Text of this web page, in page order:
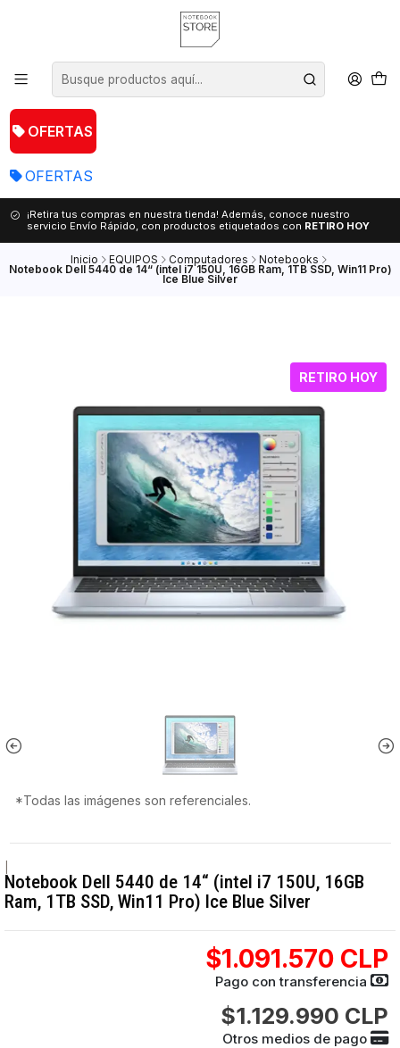
OFERTAS
OFERTAS
¡Retira tus compras en nuestra tienda! Además, conoce nuestro
servicio Envío Rápido, con productos etiquetados con RETIRO HOY
Inicio EQUIPOS Computadores Notebooks
Notebook Dell 5440 de 14“ (intel i7 150U, 16GB Ram, 1TB SSD, Win11 Pro)
Ice Blue Silver
RETIRO HOY
*Todas las imágenes son referenciales.
Notebook Dell 5440 de 14“ (intel i7 150U, 16GB
Ram, 1TB SSD, Win11 Pro) Ice Blue Silver
$1.091.570 CLP
Pago con transferencia
$1.129.990 CLP
Otros medios de pago